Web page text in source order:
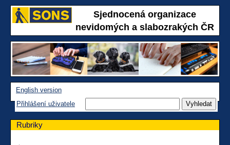
Sjednocená organizace
nevidomých a slabozrakých ČR
English version
Přihlášení uživatele
Rubriky